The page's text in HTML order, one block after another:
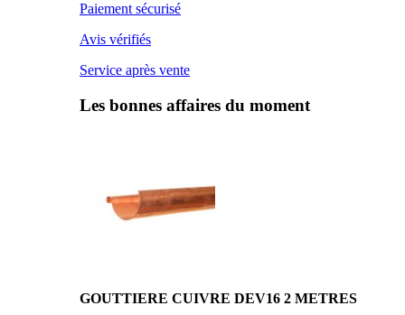
Paiement sécurisé
Avis vérifiés
Service après vente
Les bonnes affaires du moment
GOUTTIERE CUIVRE DEV16 2 METRES